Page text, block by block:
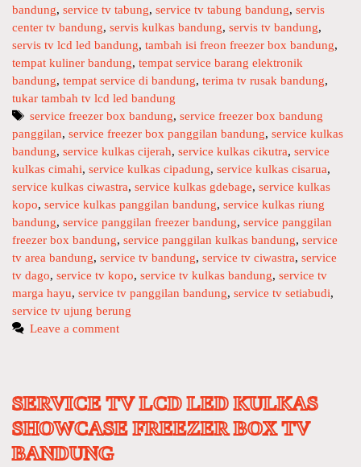
n
T
v
L
c
L
e
K
l
k
a
s
S
s
e
F
bandung, service tv tabung, service tv tabung bandung, servis
center tv bandung, servis kulkas bandung, servis tv bandung,
servis tv lcd led bandung, tambah isi freon freezer box bandung,
tempat kuliner bandung, tempat service barang elektronik
bandung, tempat service di bandung, terima tv rusak bandung,
tukar tambah tv lcd led bandung
T
a
g
s
service freezer box bandung,service freezer box bandung
panggilan, service freezer box panggilan bandung, service kulkas
bandung, service kulkas cijerah, service kulkas cikutra, service
kulkas cimahi, service kulkas cipadung, service kulkas cisarua,
service kulkas ciwastra, service kulkas gdebage, service kulkas
kopo, service kulkas panggilan bandung, service kulkas riung
bandung, service panggilan freezer bandung, service panggilan
freezer box bandung, service panggilan kulkas bandung, service
tv area bandung, service tv bandung, service tv ciwastra, service
tv dago, service tv kopo, service tv kulkas bandung, service tv
marga hayu, service tv panggilan bandung, service tv setiabudi,
service tv ujung berung
Leave a comment
SERVICE TV LCD LED KULKAS
SHOWCASE FREEZER BOX TV
BANDUNG